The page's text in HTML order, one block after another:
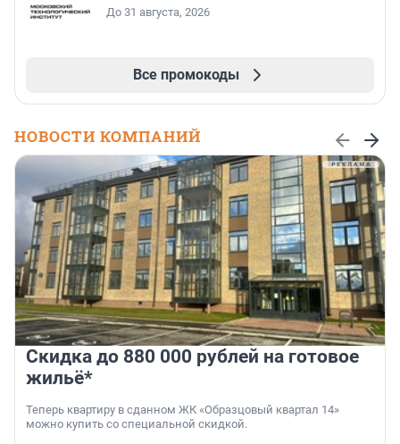
До 31 августа, 2026
Все промокоды
НОВОСТИ КОМПАНИЙ
Скидка до 880 000 рублей на готовое
жильё*
Теперь квартиру в сданном ЖК «Образцовый квартал 14»
можно купить со специальной скидкой.